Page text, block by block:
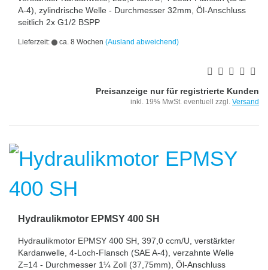
A-4), zylindrische Welle - Durchmesser 32mm, Öl-Anschluss
seitlich 2x G1/2 BSPP
Lieferzeit: ca. 8 Wochen (Ausland abweichend)
Preisanzeige nur für registrierte Kunden
inkl. 19% MwSt. eventuell zzgl. Versand
Hydraulikmotor EPMSY 400 SH
Hydraulikmotor EPMSY 400 SH, 397,0 ccm/U, verstärkter
Kardanwelle, 4-Loch-Flansch (SAE A-4), verzahnte Welle
Z=14 - Durchmesser 1¼ Zoll (37,75mm), Öl-Anschluss